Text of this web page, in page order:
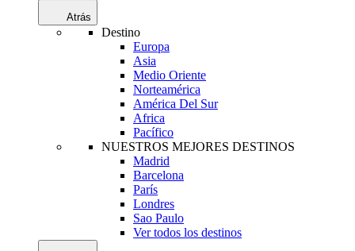
Atrás
Destino
Europa
Asia
Medio Oriente
Norteamérica
América Del Sur
Africa
Pacífico
NUESTROS MEJORES DESTINOS
Madrid
Barcelona
París
Londres
Sao Paulo
Ver todos los destinos